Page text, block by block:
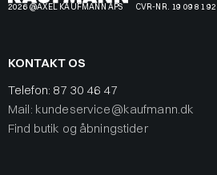
2026 @AXEL KAUFMANN APS CVR-NR. 19 09 81 92
KONTAKT OS
Telefon: 87 30 46 47
Mail: kundeservice@kaufmann.dk
Find butik og åbningstider